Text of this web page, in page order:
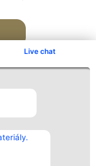
Live chat
Kontakt